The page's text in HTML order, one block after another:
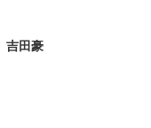
吉田豪